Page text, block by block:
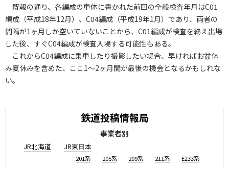
既報の通り、各編成の車体に書かれた前回の全般検査年月はC01
編成（平成18年12月）、C04編成（平成19年1月）であり、両者の
間隔が1ヶ月しか空いていないことから、C01編成が検査を終え出場
した後、すぐC04編成が検査入場する可能性もある。
これからC04編成に乗車したり撮影したい場合、早ければお盆休
み夏休みを含めた、ここ1～2ヶ月間が最後の機会となるかもしれな
い。
鉄道投稿情報局
事業者別
JR北海道 JR東日本
201系 205系 209系 211系 E233系